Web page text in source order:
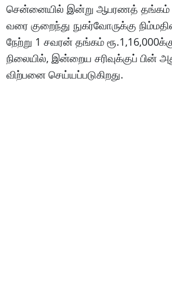
சென்னையில் இன்று ஆபரணத் தங்கம்
வரை குறைந்து நுகர்வோருக்கு
நேற்று 1 சவரன் தங்கம்
நிலையில், இன்றைய சரிவுக்குப் பின்
விற்பனை செய்யப்படுகிறது.